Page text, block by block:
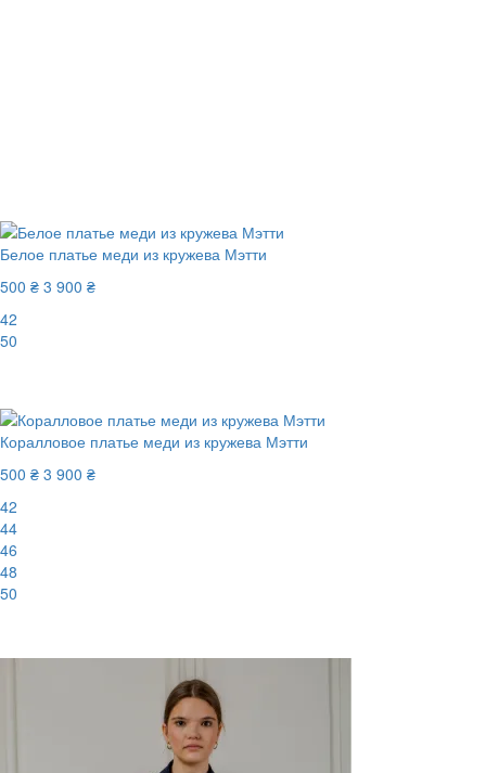
Белое платье меди из кружева Мэтти
500 ₴ 3 900 ₴
42
50
Коралловое платье меди из кружева Мэтти
500 ₴ 3 900 ₴
42
44
46
48
50